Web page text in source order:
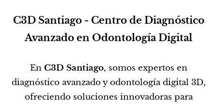
C3D Santiago - Centro de Diagnóstico
Avanzado en Odontología Digital
En C3D Santiago, somos expertos en
diagnóstico avanzado y odontología digital 3D,
ofreciendo soluciones innovadoras para